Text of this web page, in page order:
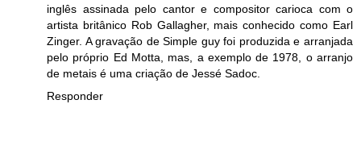
inglês assinada pelo cantor e compositor carioca com o
artista britânico Rob Gallagher, mais conhecido como Earl
Zinger. A gravação de Simple guy foi produzida e arranjada
pelo próprio Ed Motta, mas, a exemplo de 1978, o arranjo
de metais é uma criação de Jessé Sadoc.
Responder